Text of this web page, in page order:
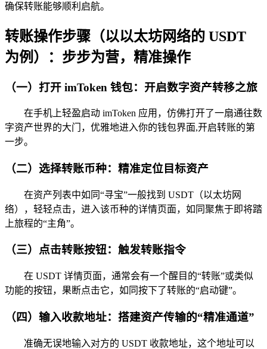
确保转账能够顺利启航。
转账操作步骤（以以太坊网络的 USDT
为例）：步步为营，精准操作
（一）打开 imToken 钱包：开启数字资产转移之旅
在手机上轻盈启动 imToken 应用，仿佛打开了一扇通往数
字资产世界的大门，优雅地进入你的钱包界面,开启转账的第
一步。
（二）选择转账币种：精准定位目标资产
在资产列表中如同“寻宝”一般找到 USDT（以太坊网
络），轻轻点击，进入该币种的详情页面，如同聚焦于即将踏
上旅程的“主角”。
（三）点击转账按钮：触发转账指令
在 USDT 详情页面，通常会有一个醒目的“转账”或类似
功能的按钮，果断点击它，如同按下了转账的“启动键”。
（四）输入收款地址：搭建资产传输的“精准通道”
准确无误地输入对方的 USDT 收款地址，这个地址可以